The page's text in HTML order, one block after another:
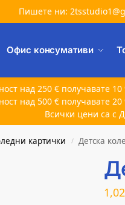
Пишете ни:
Офис консумативи
над 250 € получавате
над 500 € получавате
Всички цени са с
картички / Детска
1,02